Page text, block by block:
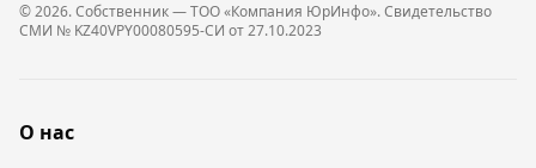
© 2026. Собственник — ТОО «Компания ЮрИнфо». Cвидетельство
СМИ № KZ40VPY00080595-СИ от 27.10.2023
О нас